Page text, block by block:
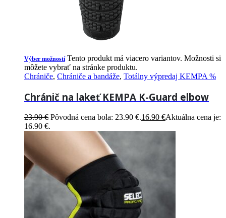
Výber možností Tento produkt má viacero variantov. Možnosti si
môžete vybrať na stránke produktu.
Chrániče, Chrániče a bandáže, Totálny výpredaj KEMPA %
Chránič na lakeť KEMPA K-Guard elbow
23.90€ Pôvodná cena bola: 23.90 €.16.90 €Aktuálna cena je:
16.90 €.